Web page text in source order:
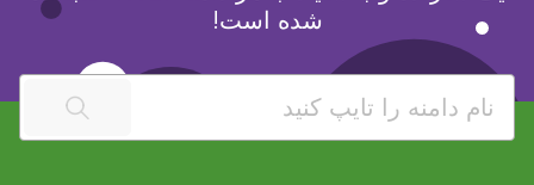
شده است!